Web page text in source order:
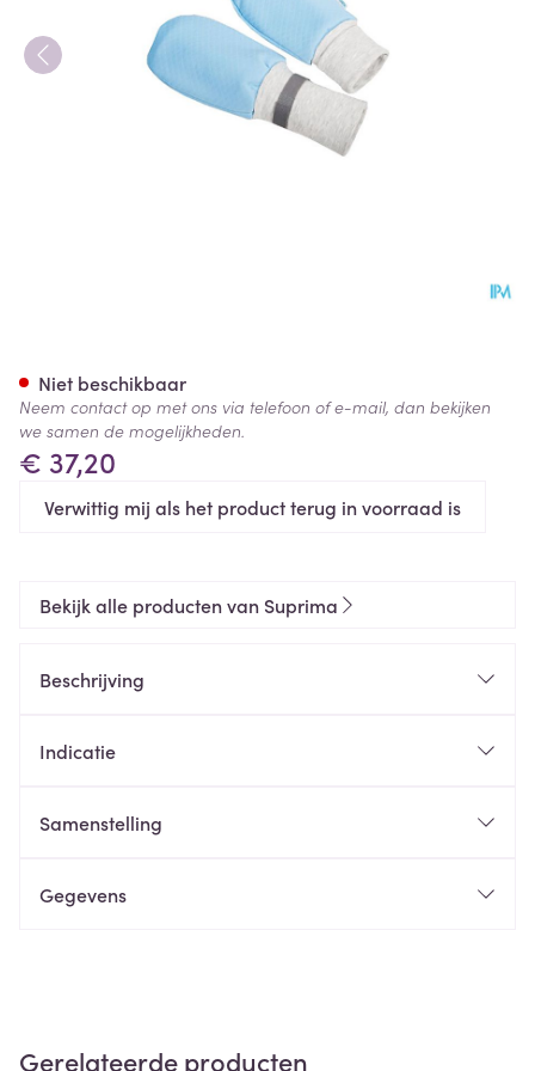
€ 37,20
Verwittig mij als het product terug in voorraad is
Niet beschikbaar
Neem contact op met ons via telefoon of e-mail, dan bekijken
we samen de mogelijkheden.
Bekijk alle producten van Suprima
Beschrijving
Indicatie
Samenstelling
Gegevens
Gerelateerde producten